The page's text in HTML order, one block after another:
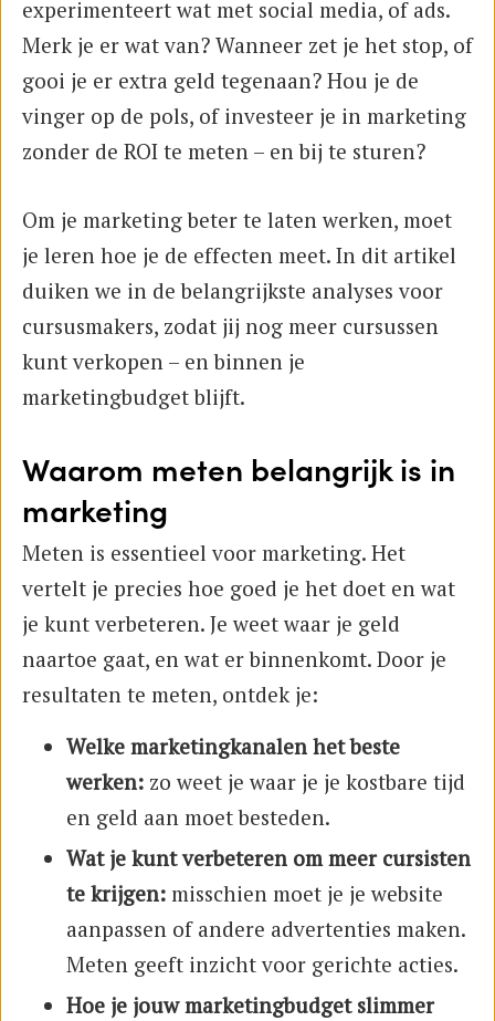
experimenteert wat met social media, of ads.
Merk je er wat van? Wanneer zet je het stop, of
gooi je er extra geld tegenaan? Hou je de
vinger op de pols, of investeer je in marketing
zonder de ROI te meten – en bij te sturen?
Om je marketing beter te laten werken, moet
je leren hoe je de effecten meet. In dit artikel
duiken we in de belangrijkste analyses voor
cursusmakers, zodat jij nog meer cursussen
kunt verkopen – en binnen je
marketingbudget blijft.
Waarom meten belangrijk is in
marketing
Meten is essentieel voor marketing. Het
vertelt je precies hoe goed je het doet en wat
je kunt verbeteren. Je weet waar je geld
naartoe gaat, en wat er binnenkomt. Door je
resultaten te meten, ontdek je:
Welke marketingkanalen het beste
werken: zo weet je waar je je kostbare tijd
en geld aan moet besteden.
Wat je kunt verbeteren om meer cursisten
te krijgen: misschien moet je je website
aanpassen of andere advertenties maken.
Meten geeft inzicht voor gerichte acties.
Hoe je jouw marketingbudget slimmer